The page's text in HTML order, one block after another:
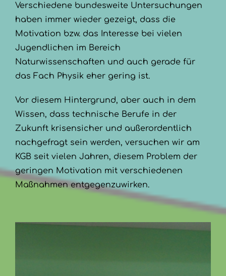
Verschiedene bundesweite Untersuchungen
haben immer wieder gezeigt, dass die
Motivation bzw. das Interesse bei vielen
Jugendlichen im Bereich
Naturwissenschaften und auch gerade für
das Fach Physik eher gering ist.
Vor diesem Hintergrund, aber auch in dem
Wissen, dass technische Berufe in der
Zukunft krisensicher und außerordentlich
nachgefragt sein werden, versuchen wir am
KGB seit vielen Jahren, diesem Problem der
geringen Motivation mit verschiedenen
Maßnahmen entgegenzuwirken.